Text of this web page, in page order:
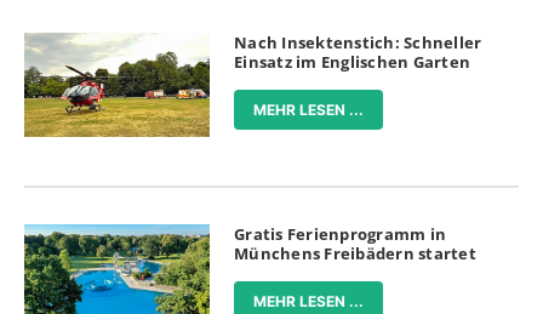
Nach Insektenstich: Schneller
Einsatz im Englischen Garten
MEHR LESEN ...
Gratis Ferienprogramm in
Münchens Freibädern startet
MEHR LESEN ...